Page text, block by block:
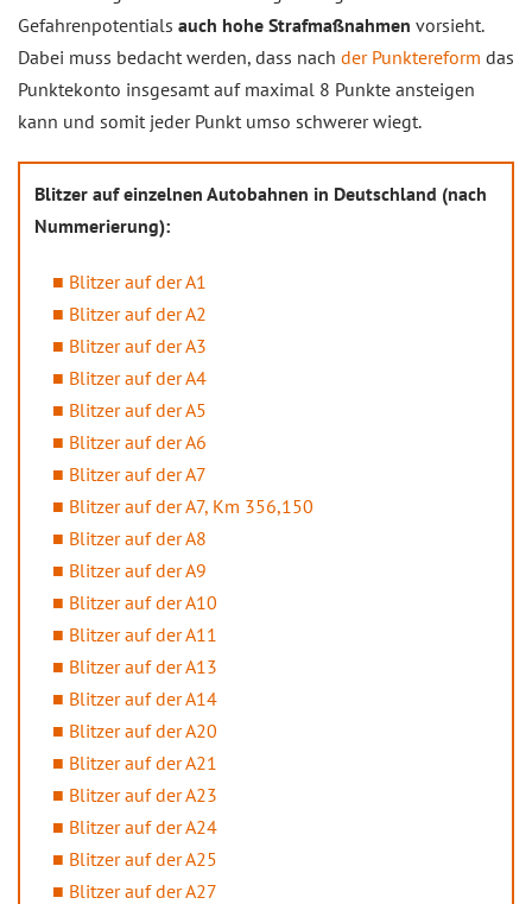
Gefahrenpotentials auch hohe Strafmaßnahmen vorsieht.
Dabei muss bedacht werden, dass nach der Punktereform das
Punktekonto insgesamt auf maximal 8 Punkte ansteigen
kann und somit jeder Punkt umso schwerer wiegt.
Blitzer auf einzelnen Autobahnen in Deutschland (nach
Nummerierung):
Blitzer auf der A1
Blitzer auf der A2
Blitzer auf der A3
Blitzer auf der A4
Blitzer auf der A5
Blitzer auf der A6
Blitzer auf der A7
Blitzer auf der A7, Km 356,150
Blitzer auf der A8
Blitzer auf der A9
Blitzer auf der A10
Blitzer auf der A11
Blitzer auf der A13
Blitzer auf der A14
Blitzer auf der A20
Blitzer auf der A21
Blitzer auf der A23
Blitzer auf der A24
Blitzer auf der A25
Blitzer auf der A27